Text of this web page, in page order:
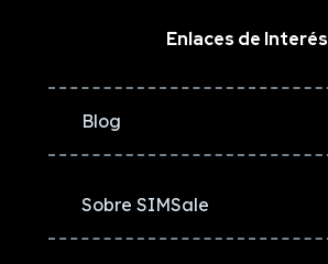
Enlaces de Interés
Blog
Sobre SIMSale